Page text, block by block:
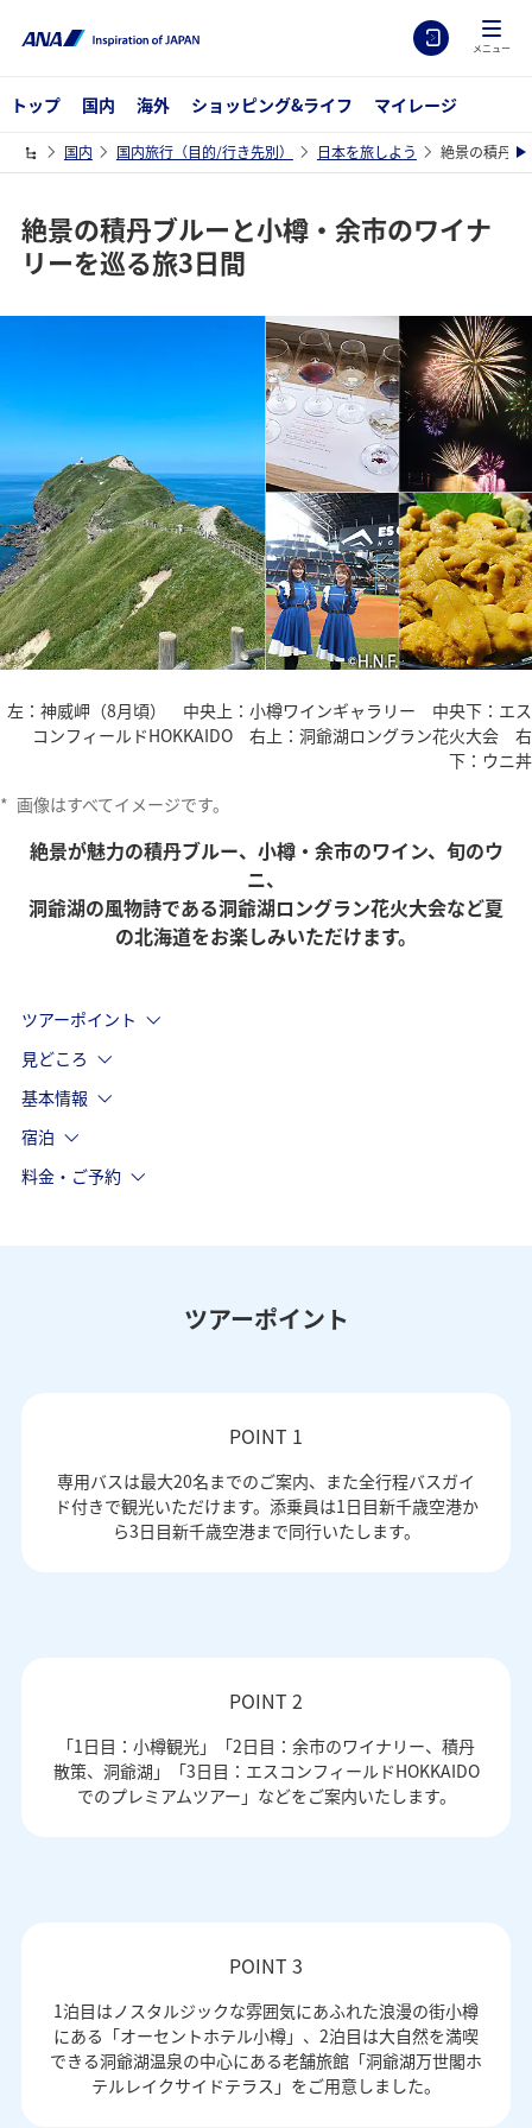
メニュー
トップ 国内 海外 ショッピング&ライフ マイレージ
国内 国内旅行（目的/行き先別） 日本を旅しよう 絶景の積丹ブ
絶景の積丹ブルーと小樽・余市のワイナ
リーを巡る旅3日間
左：神威岬（8月頃） 中央上：小樽ワインギャラリー 中央下：エス
コンフィールドHOKKAIDO 右上：洞爺湖ロングラン花火大会 右
下：ウニ丼
* 画像はすべてイメージです。
絶景が魅力の積丹ブルー、小樽・余市のワイン、旬のウ
ニ、
洞爺湖の風物詩である洞爺湖ロングラン花火大会など夏
の北海道をお楽しみいただけます。
ツアーポイント
見どころ
基本情報
宿泊
料金・ご予約
ツアーポイント
POINT 1
専用バスは最大20名までのご案内、また全行程バスガイ
ド付きで観光いただけます。添乗員は1日目新千歳空港か
ら3日目新千歳空港まで同行いたします。
POINT 2
「1日目：小樽観光」「2日目：余市のワイナリー、積丹
散策、洞爺湖」「3日目：エスコンフィールドHOKKAIDO
でのプレミアムツアー」などをご案内いたします。
POINT 3
1泊目はノスタルジックな雰囲気にあふれた浪漫の街小樽
にある「オーセントホテル小樽」、2泊目は大自然を満喫
できる洞爺湖温泉の中心にある老舗旅館「洞爺湖万世閣ホ
テルレイクサイドテラス」をご用意しました。